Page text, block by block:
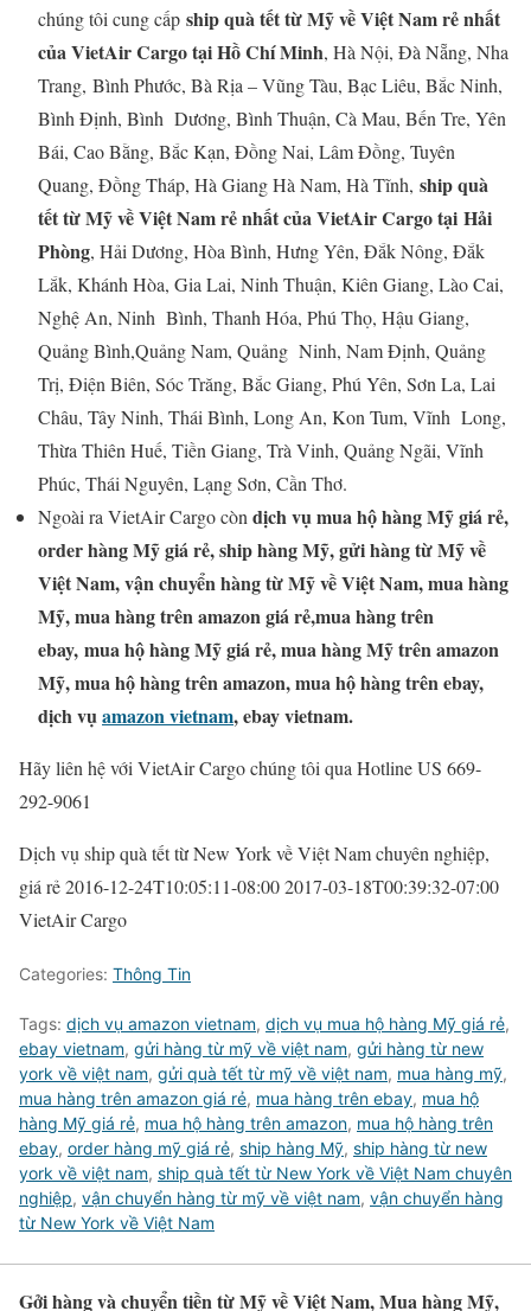
chúng tôi cung cấp ship quà tết từ Mỹ về Việt Nam rẻ nhất
của VietAir Cargo tại Hồ Chí Minh, Hà Nội, Đà Nẵng, Nha
Trang, Bình Phước, Bà Rịa – Vũng Tàu, Bạc Liêu, Bắc Ninh,
Bình Định, Bình Dương, Bình Thuận, Cà Mau, Bến Tre, Yên
Bái, Cao Bằng, Bắc Kạn, Đồng Nai, Lâm Đồng, Tuyên
Quang, Đồng Tháp, Hà Giang Hà Nam, Hà Tĩnh, ship quà
tết từ Mỹ về Việt Nam rẻ nhất của VietAir Cargo tại Hải
Phòng, Hải Dương, Hòa Bình, Hưng Yên, Đắk Nông, Đắk
Lắk, Khánh Hòa, Gia Lai, Ninh Thuận, Kiên Giang, Lào Cai,
Nghệ An, Ninh Bình, Thanh Hóa, Phú Thọ, Hậu Giang,
Quảng Bình,Quảng Nam, Quảng Ninh, Nam Định, Quảng
Trị, Điện Biên, Sóc Trăng, Bắc Giang, Phú Yên, Sơn La, Lai
Châu, Tây Ninh, Thái Bình, Long An, Kon Tum, Vĩnh Long,
Thừa Thiên Huế, Tiền Giang, Trà Vinh, Quảng Ngãi, Vĩnh
Phúc, Thái Nguyên, Lạng Sơn, Cần Thơ.
Ngoài ra VietAir Cargo còndịch vụ mua hộ hàng Mỹ giá rẻ,
order hàng Mỹ giá rẻ, ship hàng Mỹ, gửi hàng từ Mỹ về
Việt Nam, vận chuyển hàng từ Mỹ về Việt Nam, mua hàng
Mỹ, mua hàng trên amazon giá rẻ,mua hàng trên
ebay, mua hộ hàng Mỹ giá rẻ, mua hàng Mỹ trên amazon
Mỹ, mua hộ hàng trên amazon, mua hộ hàng trên ebay,
dịch vụamazon vietnam, ebay vietnam.
Hãy liên hệ với VietAir Cargo chúng tôi qua Hotline US 669-
292-9061
Dịch vụ ship quà tết từ New York về Việt Nam chuyên nghiệp,
giá rẻ2016-12-24T10:05:11-08:002017-03-18T00:39:32-07:00
VietAir Cargo
Categories: Thông Tin
Tags: dịch vụ amazon vietnam, dịch vụ mua hộ hàng Mỹ giá rẻ,
ebay vietnam, gửi hàng từ mỹ về việt nam, gửi hàng từ new
york về việt nam, gửi quà tết từ mỹ về việt nam, mua hàng mỹ,
mua hàng trên amazon giá rẻ, mua hàng trên ebay, mua hộ
hàng Mỹ giá rẻ, mua hộ hàng trên amazon, mua hộ hàng trên
ebay, order hàng mỹ giá rẻ, ship hàng Mỹ, ship hàng từ new
york về việt nam, ship quà tết từ New York về Việt Nam chuyên
nghiệp, vận chuyển hàng từ mỹ về việt nam, vận chuyển hàng
từ New York về Việt Nam
Gởi hàng và chuyển tiền từ Mỹ về Việt Nam, Mua hàng Mỹ,